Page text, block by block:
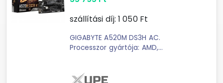
szállítási díj: 1 050Ft
GIGABYTE A520M DS3H AC.
Processzor gyártója: AMD,
AMD Ryzen 3000 Series, AMD Ryzen